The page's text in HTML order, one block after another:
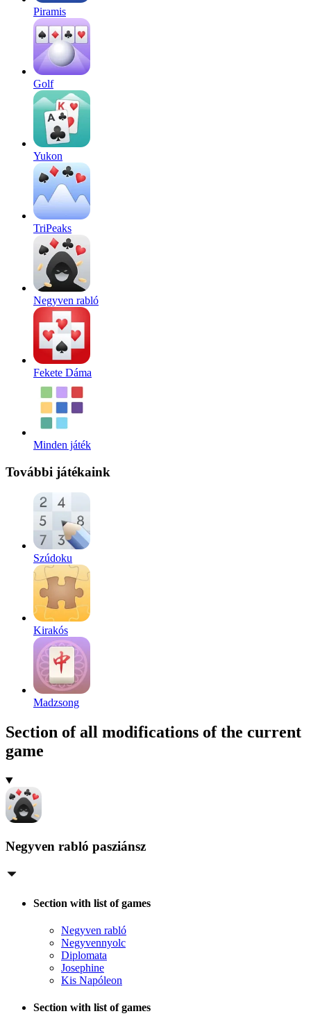
Piramis
Golf
Yukon
TriPeaks
Negyven rabló
Fekete Dáma
Minden játék
További játékaink
Szúdoku
Kirakós
Madzsong
Section of all modifications of the current
game
Negyven rabló pasziánsz
Section with list of games
Negyven rabló
Negyvennyolc
Diplomata
Josephine
Kis Napóleon
Section with list of games